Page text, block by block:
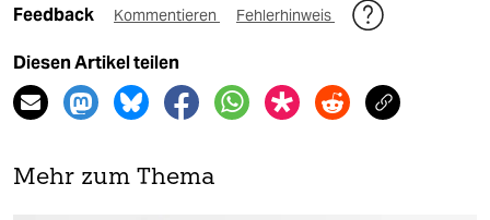
Feedback Kommentieren Fehlerhinweis
Diesen Artikel teilen
Mehr zum Thema